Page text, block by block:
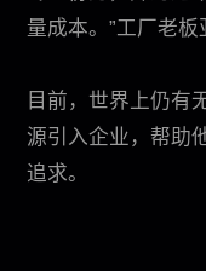
量成本。”工厂老板
目前，世界上仍有
源引入企业，帮助
追求。